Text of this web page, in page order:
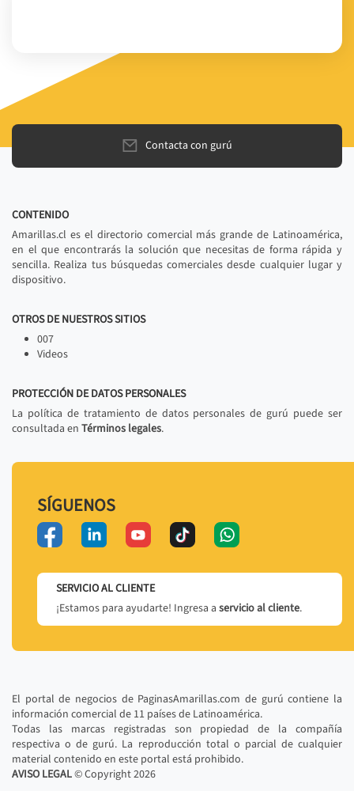
Contacta con gurú
CONTENIDO
Amarillas.cl es el directorio comercial más grande de Latinoamérica,
en el que encontrarás la solución que necesitas de forma rápida y
sencilla. Realiza tus búsquedas comerciales desde cualquier lugar y
dispositivo.
OTROS DE NUESTROS SITIOS
007
Videos
PROTECCIÓN DE DATOS PERSONALES
La política de tratamiento de datos personales de gurú puede ser
consultada en Términos legales.
SÍGUENOS
SERVICIO AL CLIENTE
¡Estamos para ayudarte! Ingresa a servicio al cliente.
El portal de negocios de PaginasAmarillas.com de gurú contiene la
información comercial de 11 países de Latinoamérica.
Todas las marcas registradas son propiedad de la compañía
respectiva o de gurú. La reproducción total o parcial de cualquier
material contenido en este portal está prohibido.
AVISO LEGAL© Copyright2026